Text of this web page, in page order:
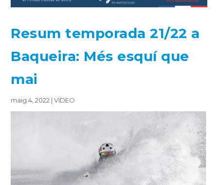
Resum temporada 21/22 a
Baqueira: Més esquí que
mai
maig 4, 2022 |VÍDEO